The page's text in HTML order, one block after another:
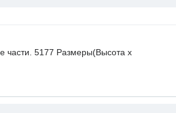
части. 5177 Размеры(Высота х